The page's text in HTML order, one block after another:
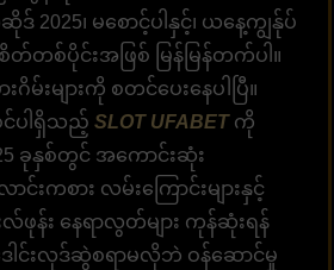
၊ မစောင့်ပါနှင့်၊ ယနေ့ကျွန်ုပ်
စ်ပိုင်းအဖြစ် မြန်မြန်တက်ပါ။
မ်းများကို စတင်ပေးနေပါပြီ။
င်ပါရှိသည့် SLOT UFABETကို
ခုနှစ်တွင် အကောင်းဆုံး
င်းကစား လမ်းကြောင်းများနှင့်
န်း နေရာလွတ်များ ကုန်ဆုံးရန်
ါင်းလုဒ်ဆွဲစရာမလိုဘဲ ဝန်ဆောင်မှု